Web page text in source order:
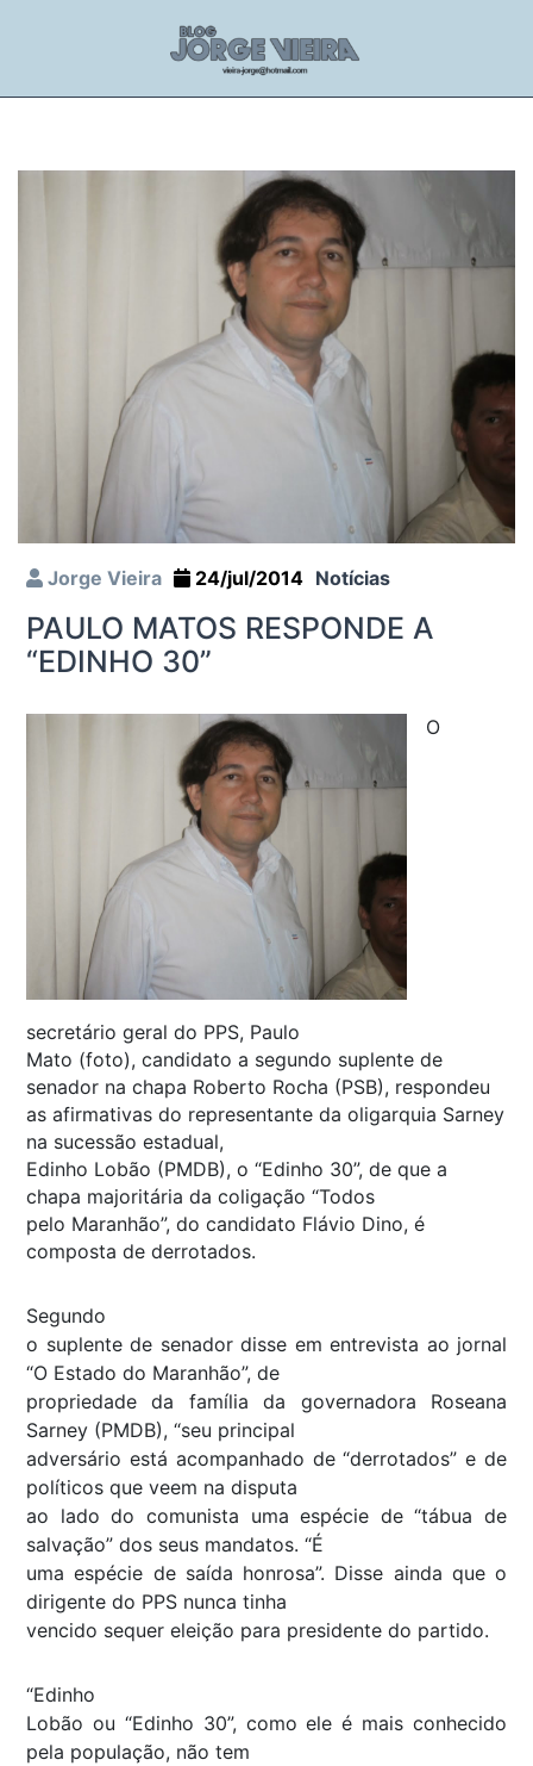
Jorge Vieira 24/jul/2014 Notícias
PAULO MATOS RESPONDE A
“EDINHO 30”
O
secretário geral do PPS, Paulo
Mato (foto), candidato a segundo suplente de
senador na chapa Roberto Rocha (PSB), respondeu
as afirmativas do representante da oligarquia Sarney
na sucessão estadual,
Edinho Lobão (PMDB), o “Edinho 30”, de que a
chapa majoritária da coligação “Todos
pelo Maranhão”, do candidato Flávio Dino, é
composta de derrotados.
Segundo
o suplente de senador disse em entrevista ao jornal
“O Estado do Maranhão”, de
propriedade da família da governadora Roseana
Sarney (PMDB), “seu principal
adversário está acompanhado de “derrotados” e de
políticos que veem na disputa
ao lado do comunista uma espécie de “tábua de
salvação” dos seus mandatos. “É
uma espécie de saída honrosa”. Disse ainda que o
dirigente do PPS nunca tinha
vencido sequer eleição para presidente do partido.
“Edinho
Lobão ou “Edinho 30”, como ele é mais conhecido
pela população, não tem